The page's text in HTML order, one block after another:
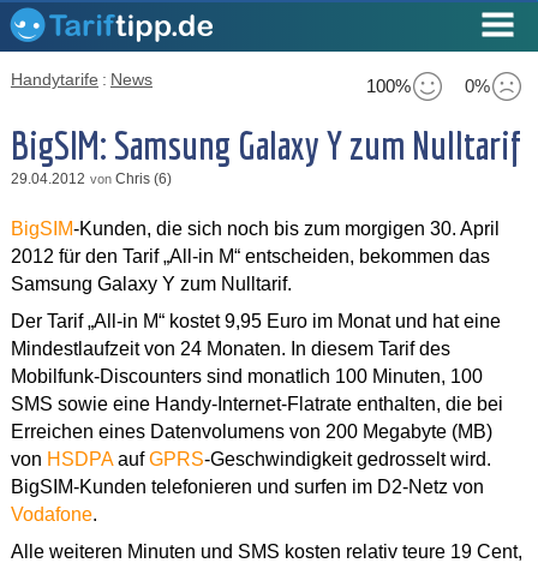
100% 0%
Handytarife : News
BigSIM: Samsung Galaxy Y zum Nulltarif
29.04.2012 von Chris (6)
BigSIM-Kunden, die sich noch bis zum morgigen 30. April
2012 für den Tarif „All-in M“ entscheiden, bekommen das
Samsung Galaxy Y zum Nulltarif.
Der Tarif „All-in M“ kostet 9,95 Euro im Monat und hat eine
Mindestlaufzeit von 24 Monaten. In diesem Tarif des
Mobilfunk-Discounters sind monatlich 100 Minuten, 100
SMS sowie eine Handy-Internet-Flatrate enthalten, die bei
Erreichen eines Datenvolumens von 200 Megabyte (MB)
von HSDPAaufGPRS-Geschwindigkeit gedrosselt wird.
BigSIM-Kunden telefonieren und surfen im D2-Netz von
Vodafone.
Alle weiteren Minuten und SMS kosten relativ teure 19 Cent,